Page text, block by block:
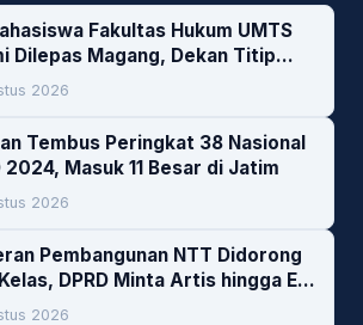
Fakultas Hukum UMTS
Dilepas Magang, Dekan Titip
Pesan Penting
2026
Tembus Peringkat 38 Nasional
2024, Masuk 11 Besar di Jatim
2026
Pembangunan NTT Didorong
DPRD Minta Artis hingga EO
Jadi Prioritas
2026